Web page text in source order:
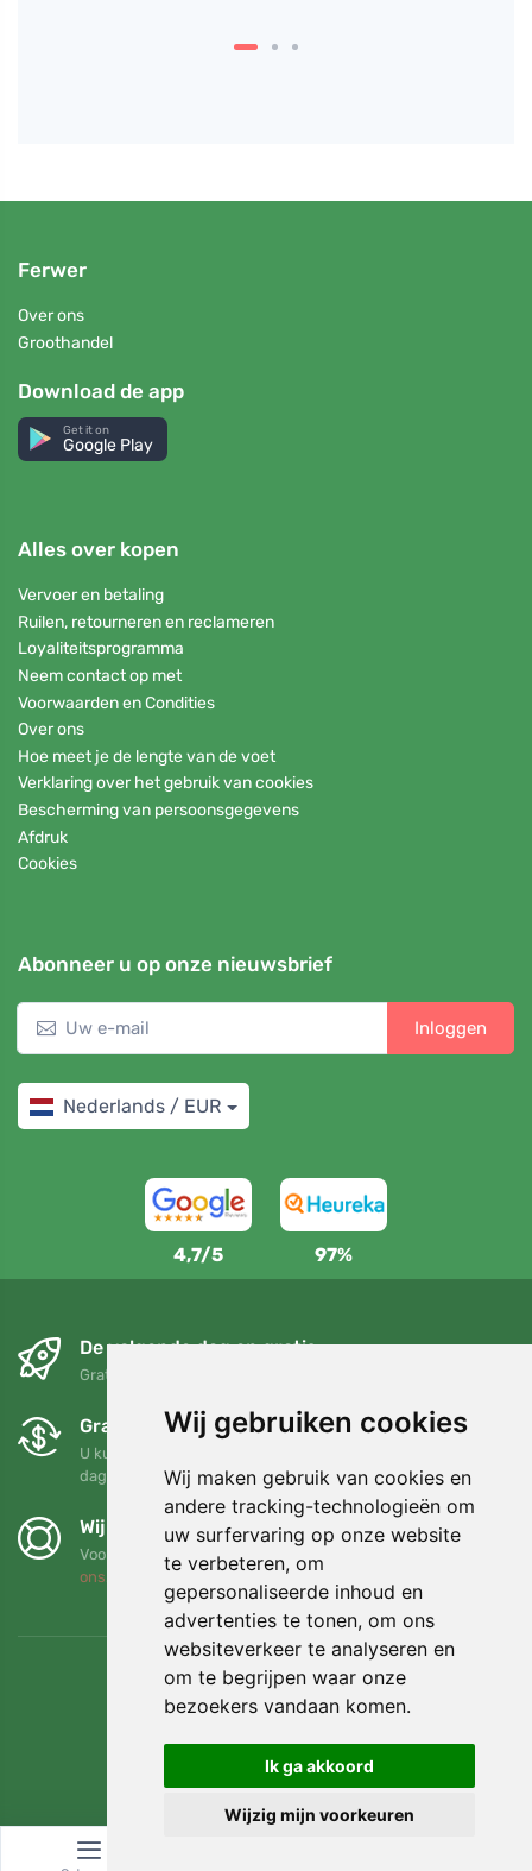
Wij gebruiken cookies
Wij maken gebruik van cookies en
andere tracking-technologieën om
uw surfervaring op onze website
te verbeteren, om
gepersonaliseerde inhoud en
advertenties te tonen, om ons
websiteverkeer te analyseren en
om te begrijpen waar onze
bezoekers vandaan komen.
Ik ga akkoord
Wijzig mijn voorkeuren
Ferwer
Over ons
Groothandel
Download de app
Get it on
Google Play
Alles over kopen
Vervoer en betaling
Ruilen, retourneren en reclameren
Loyaliteitsprogramma
Neem contact op met
Voorwaarden en Condities
Over ons
Hoe meet je de lengte van de voet
Verklaring over het gebruik van cookies
Bescherming van persoonsgegevens
Afdruk
Cookies
Abonneer u op onze nieuwsbrief
Inloggen
Nederlands / EUR
4,7/5 97%
De volgende dag en gratis
Gratis verzending voor bestellingen boven 95 EUR
Gratis ruilen en retourneren
U kunt uw bestelling op elk gewenst moment binnen 90
dagen retourneren of ruilen
Wij steunen Trees.org
Voor elke bestelling planten we een boom! Lees meer
ons